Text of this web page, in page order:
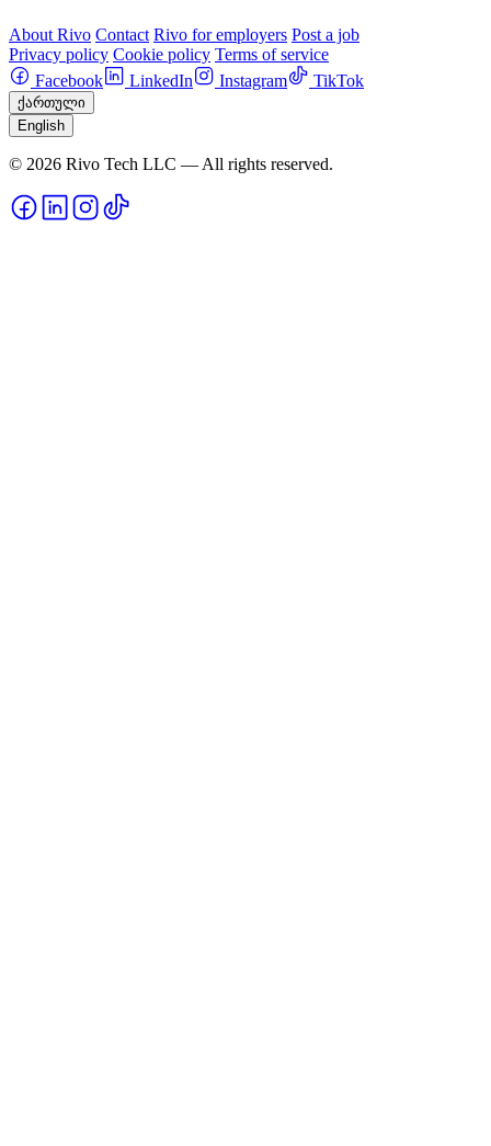
About Rivo Contact Rivo for employers Post a job
Privacy policy Cookie policy Terms of service
Facebook
LinkedIn Instagram TikTok
ქართული
English
© 2026 Rivo Tech LLC — All rights reserved.